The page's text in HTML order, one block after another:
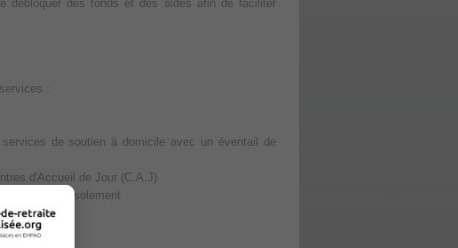
débloquer des fonds et des aides afin de faciliter
:
de soutien à domicile avec un éventail de
d'Accueil de Jour (C.A.J)
en évitant l'isolement